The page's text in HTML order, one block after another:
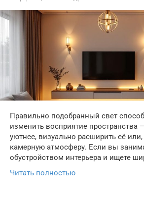
Правильно подобранный свет
изменить восприятие пространства
уютнее, визуально расширить её
камерную атмосферу. Если вы
обустройством интерьера и ищете
Читать полностью